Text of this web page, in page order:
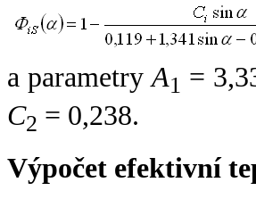
a parametryA1 =
C2 = 0,238.
Výpočet efektivní